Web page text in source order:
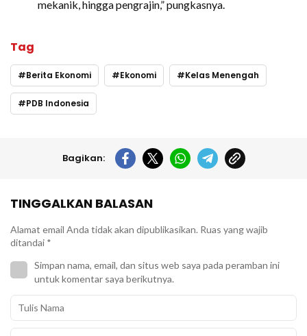
mekanik, hingga pengrajin,” pungkasnya.
Tag
Berita Ekonomi Ekonomi Kelas Menengah
PDB Indonesia
Bagikan:
TINGGALKAN BALASAN
Alamat email Anda tidak akan dipublikasikan. Ruas yang wajib
ditandai *
Simpan nama, email, dan situs web saya pada peramban ini
untuk komentar saya berikutnya.